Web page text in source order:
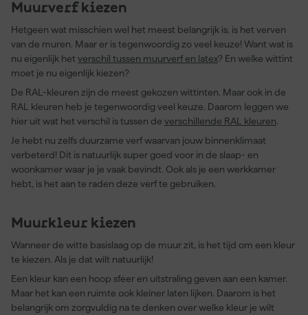
Muurverf kiezen
Hetgeen wat misschien wel het meest belangrijk is, is het verven
van de muren. Maar er is tegenwoordig zo veel keuze! Want wat is
nu eigenlijk het verschil tussen muurverf en latex? En welke wittint
moet je nu eigenlijk kiezen?
De RAL-kleuren zijn de meest gekozen wittinten. Maar ook in de
RAL kleuren heb je tegenwoordig veel keuze. Daarom leggen we
hier uit wat het verschil is tussen de verschillende RAL kleuren.
Je hebt nu zelfs duurzame verf waarvan jouw binnenklimaat
verbeterd! Dit is natuurlijk super goed voor in de slaap- en
woonkamer waar je je vaak bevindt. Ook als je een werkkamer
hebt, is het aan te raden deze verf te gebruiken.
Muurkleur kiezen
Wanneer de witte basislaag op de muur zit, is het tijd om een kleur
te kiezen. Als je dat wilt natuurlijk!
Een kleur kan een hoop sfeer en uitstraling geven aan een kamer.
Maar het kan een ruimte ook kleiner laten lijken. Daarom is het
belangrijk om zorgvuldig na te denken over welke kleur je wilt